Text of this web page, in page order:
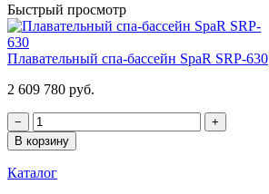
Быстрый просмотр
Плавательный спа-бассейн SpaR SRP-630
2 609 780 руб.
−
+
В корзину
Каталог